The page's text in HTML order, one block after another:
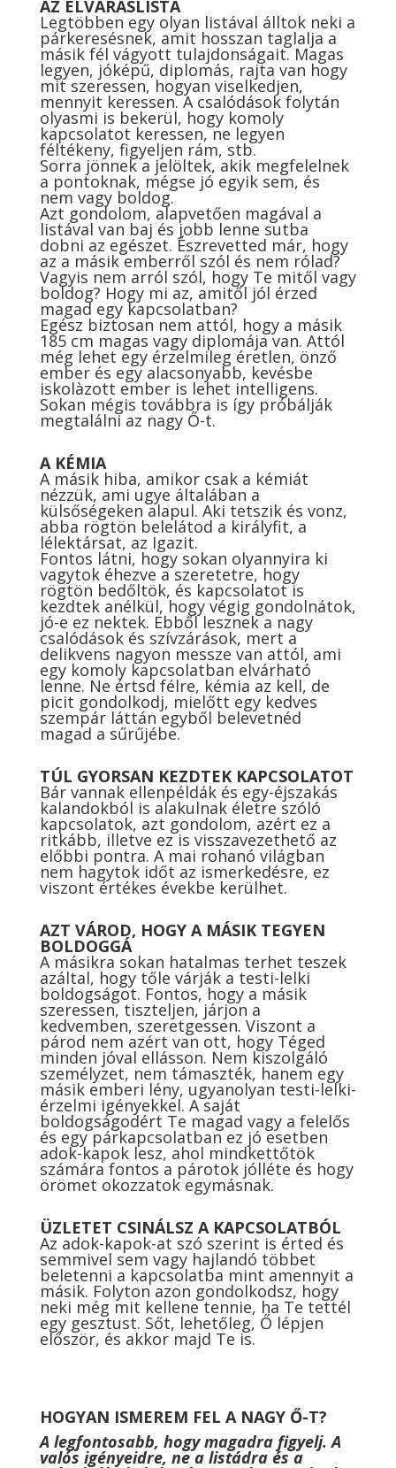
AZ ELVÁRÁSLISTA
Legtöbben egy olyan listával álltok neki a
párkeresésnek, amit hosszan taglalja a
másik fél vágyott tulajdonságait. Magas
legyen, jóképű, diplomás, rajta van hogy
mit szeressen, hogyan viselkedjen,
mennyit keressen. A csalódások folytán
olyasmi is bekerül, hogy komoly
kapcsolatot keressen, ne legyen
féltékeny, figyeljen rám, stb.
Sorra jönnek a jelöltek, akik megfelelnek
a pontoknak, mégse jó egyik sem, és
nem vagy boldog.
Azt gondolom, alapvetően magával a
listával van baj és jobb lenne sutba
dobni az egészet. Észrevetted már, hogy
az a másik emberről szól és nem rólad?
Vagyis nem arról szól, hogy Te mitől vagy
boldog? Hogy mi az, amitől jól érzed
magad egy kapcsolatban?
Egész biztosan nem attól, hogy a másik
185 cm magas vagy diplomája van. Attól
még lehet egy érzelmileg éretlen, önző
ember és egy alacsonyabb, kevésbe
iskolàzott ember is lehet intelligens.
Sokan mégis továbbra is így próbálják
megtalálni az nagy Ő-t.
A KÉMIA
A másik hiba, amikor csak a kémiát
nézzük, ami ugye általában a
külsőségeken alapul. Aki tetszik és vonz,
abba rögtön belelátod a királyfit, a
lélektársat, az Igazit.
Fontos látni, hogy sokan olyannyira ki
vagytok éhezve a szeretetre, hogy
rögtön bedőltök, és kapcsolatot is
kezdtek anélkül, hogy végig gondolnátok,
jó-e ez nektek. Ebből lesznek a nagy
csalódások és szívzárások, mert a
delikvens nagyon messze van attól, ami
egy komoly kapcsolatban elvárható
lenne. Ne értsd félre, kémia az kell, de
picit gondolkodj, mielőtt egy kedves
szempár láttán egyből belevetnéd
magad a sűrűjébe.
TÚL GYORSAN KEZDTEK KAPCSOLATOT
Bár vannak ellenpéldák és egy-éjszakás
kalandokból is alakulnak életre szóló
kapcsolatok, azt gondolom, azért ez a
ritkább, illetve ez is visszavezethető az
előbbi pontra. A mai rohanó világban
nem hagytok időt az ismerkedésre, ez
viszont értékes évekbe kerülhet.
AZT VÁROD, HOGY A MÁSIK TEGYEN
BOLDOGGÁ
A másikra sokan hatalmas terhet teszek
azáltal, hogy tőle várják a testi-lelki
boldogságot. Fontos, hogy a másik
szeressen, tiszteljen, járjon a
kedvemben, szeretgessen. Viszont a
párod nem azért van ott, hogy Téged
minden jóval ellásson. Nem kiszolgáló
személyzet, nem támaszték, hanem egy
másik emberi lény, ugyanolyan testi-lelki-
érzelmi igényekkel. A saját
boldogságodért Te magad vagy a felelős
és egy párkapcsolatban ez jó esetben
adok-kapok lesz, ahol mindkettőtök
számára fontos a párotok jólléte és hogy
örömet okozzatok egymásnak.
ÜZLETET CSINÁLSZ A KAPCSOLATBÓL
Az adok-kapok-at szó szerint is érted és
semmivel sem vagy hajlandó többet
beletenni a kapcsolatba mint amennyit a
másik. Folyton azon gondolkodsz, hogy
neki még mit kellene tennie, ha Te tettél
egy gesztust. Sőt, lehetőleg, Ő lépjen
először, és akkor majd Te is.
HOGYAN ISMEREM FEL A NAGY Ő-T?
A legfontosabb, hogy magadra figyelj. A
valós igényeidre, ne a listádra és a